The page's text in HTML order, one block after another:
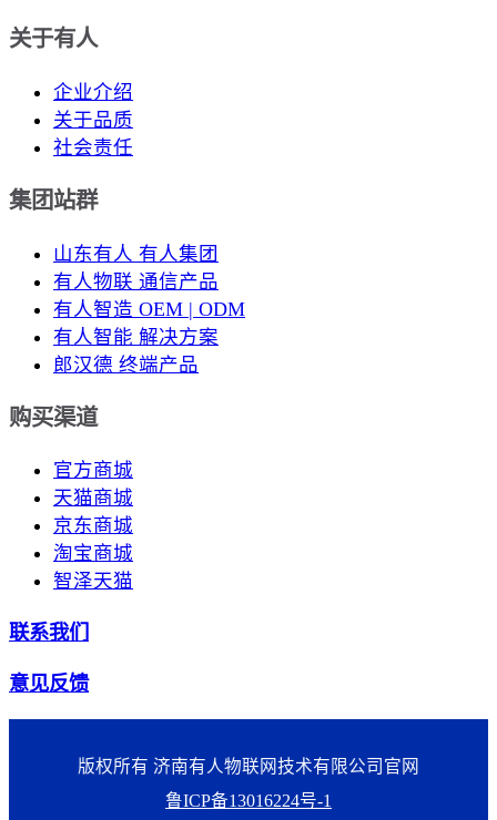
关于有人
企业介绍
关于品质
社会责任
集团站群
山东有人 有人集团
有人物联 通信产品
有人智造 OEM | ODM
有人智能 解决方案
郎汉德 终端产品
购买渠道
官方商城
天猫商城
京东商城
淘宝商城
智泽天猫
联系我们
意见反馈
版权所有 济南有人物联网技术有限公司官网
鲁ICP备13016224号-1